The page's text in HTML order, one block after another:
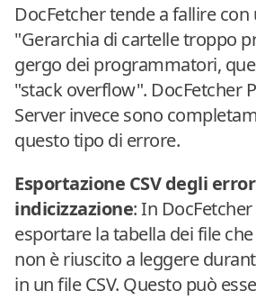
DocFetcher tende a fallire
"Gerarchia di cartelle troppo
gergo dei programmatori,
"stack overflow". DocFetcher
Server invece sono
questo tipo di errore.
Esportazione CSV degli
indicizzazione: In
esportare la tabella dei file
non è riuscito a leggere
in un file CSV. Questo può